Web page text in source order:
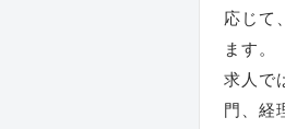
応じて
ます。
求人で
門、経